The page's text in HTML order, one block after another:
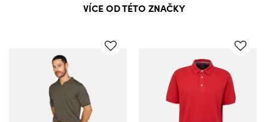
VÍCE OD TÉTO ZNAČKY